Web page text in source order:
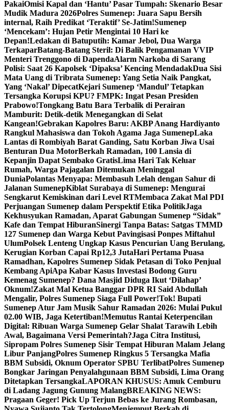
PakaiOmisi Kapal dan ‘Hantu’ Pasar Tumpah: Skenario Besar
Mudik Madura 2026Polres Sumenep: Juara Sapu Bersih
internal, Raih Predikat ‘Teraktif’ Se-Jatim!Sumenep
‘Mencekam’: Hujan Petir Mengintai 10 Hari ke
Depan!Ledakan di Batuputih: Kamar Jebol, Dua Warga
TerkaparBatang-Batang Steril: Di Balik Pengamanan VVIP
Menteri Trenggono di DapendaAlarm Narkoba di Sarang
Polisi: Saat 26 Kapolsek ‘Dipaksa’ Kencing MendadakDua Sisi
Mata Uang di Tribrata Sumenep: Yang Setia Naik Pangkat,
Yang ‘Nakal’ DipecatKejari Sumenep ‘Mandul’ Tetapkan
Tersangka Korupsi KPU? FMPK: Ingat Pesan Presiden
Prabowo!Tongkang Batu Bara Terbalik di Perairan
Mamburit: Detik-detik Menegangkan di Selat
Kangean!Gebrakan Kapolres Baru: AKBP Anang Hardiyanto
Rangkul Mahasiswa dan Tokoh Agama Jaga SumenepLaka
Lantas di Rombiyah Barat Ganding, Satu Korban Jiwa Usai
Benturan Dua MotorBerkah Ramadan, 100 Lansia di
Kepanjin Dapat Sembako GratisLima Hari Tak Keluar
Rumah, Warga Pajagalan Ditemukan Meninggal
DuniaPolantas Menyapa: Membasuh Lelah dengan Sahur di
Jalanan SumenepKiblat Surabaya di Sumenep: Mengurai
Sengkarut Kemiskinan dari Level RTMembaca Zakat Mal PDI
Perjuangan Sumenep dalam Perspektif Etika PolitikJaga
Kekhusyukan Ramadan, Aparat Gabungan Sumenep “Sidak”
Kafe dan Tempat HiburanSinergi Tanpa Batas: Satgas TMMD
127 Sumenep dan Warga Kebut Pavingisasi Ponpes Miftahul
UlumPolsek Lenteng Ungkap Kasus Pencurian Uang Berulang,
Kerugian Korban Capai Rp12,3 JutaHari Pertama Puasa
Ramadhan, Kapolres Sumenep Sidak Petasan di Toko Penjual
Kembang ApiApa Kabar Kasus Investasi Bodong Guru
Kemenag Sumenep? Dana Masjid Diduga Ikut ‘Dilahap’
Oknum!Zakat Mal Ketua Banggar DPR RI Said Abdullah
Mengalir, Polres Sumenep Siaga Full Power!Tok! Bupati
Sumenep Atur Jam Musik Sahur Ramadan 2026: Mulai Pukul
02.00 WIB, Jaga Ketertiban!Memutus Rantai Keterpencilan
Digital: Ribuan Warga Sumenep Gelar Shalat Tarawih Lebih
Awal, Bagaimana Versi Pemerintah?Jaga Citra Institusi,
Sipropam Polres Sumenep Sisir Tempat Hiburan Malam Jelang
Libur PanjangPolres Sumenep Ringkus 5 Tersangka Mafia
BBM Subsidi, Oknum Operator SPBU TerlibatPolres Sumenep
Bongkar Jaringan Penyalahgunaan BBM Subsidi, Lima Orang
Ditetapkan TersangkaLAPORAN KHUSUS: Amuk Cemburu
di Ladang Jagung Gunung MalangBREAKING NEWS:
Pragaan Geger! Pick Up Terjun Bebas ke Jurang Rombasan,